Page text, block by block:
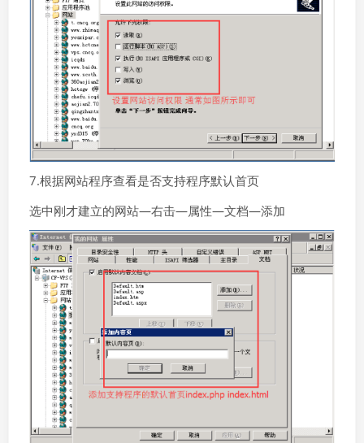
7.根据网站程序查看是否支持程序默认首页
选中刚才建立的网站—右击—属性—文档—添加